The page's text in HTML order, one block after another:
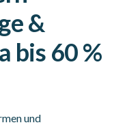
&
bis 60 %
und